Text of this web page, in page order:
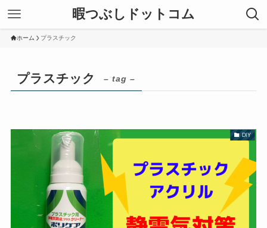
暇つぶしドットコム
ホーム プラスチック
プラスチック – tag –
DIY